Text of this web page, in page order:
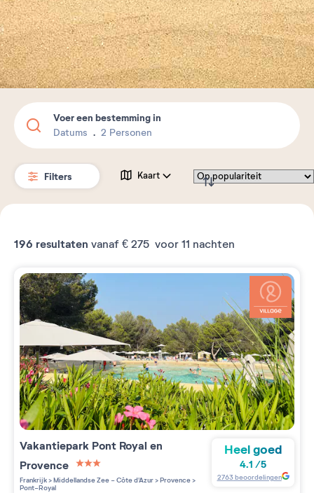
Voer een bestemming in
Datums 2 Personen
Filters Kaart
196 resultaten vanaf € 275 voor 11 nachten
Vakantiepark Pont Royal en
Provence
3 étoiles sur 5
Frankrijk>Middellandse Zee - Côte d'Azur>Provence>
Pont-Royal
Heel goed
4.1 /5
2763beoordelingen